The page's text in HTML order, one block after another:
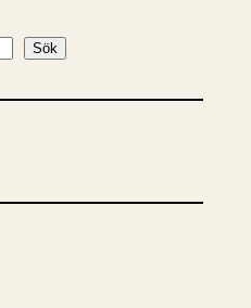
Sök